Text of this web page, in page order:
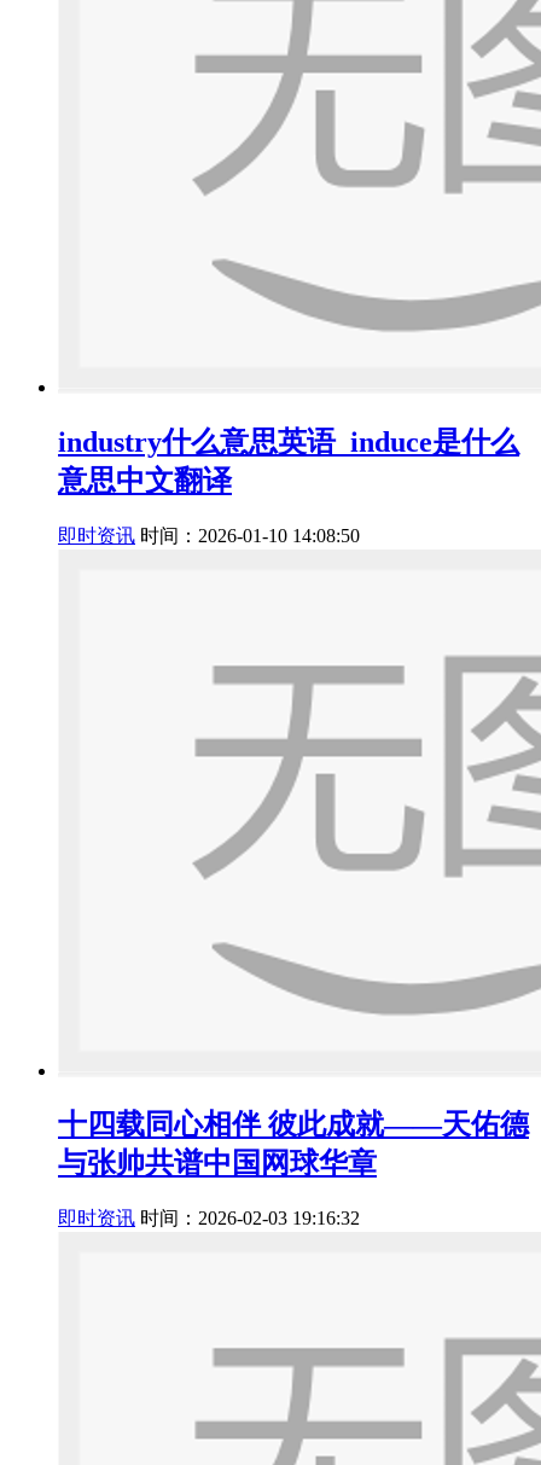
industry什么意思英语_induce是什么
意思中文翻译
即时资讯 时间：2026-01-10 14:08:50
十四载同心相伴 彼此成就——天佑德
与张帅共谱中国网球华章
即时资讯 时间：2026-02-03 19:16:32